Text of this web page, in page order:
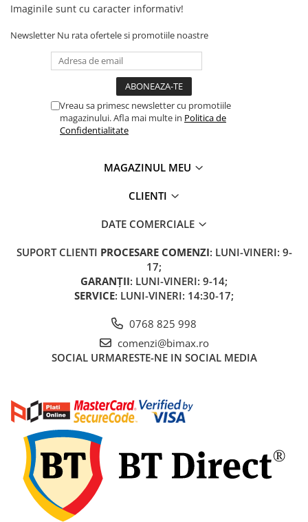
Barbati
Dama
⬇ MARCI
Acumulatori 48V
Cauciucuri Fat Bike
Incarcatoare 24V
Incarcatoare 48V
ACCESORII
Lumini
Kit Conversie
Piese Trotinete Electrice
PIESE UNIVERSALE
Baterie Trotineta Electrica
Imaginile sunt cu caracter informativ!
Newsletter Nu rata ofertele si promotiile noastre
Vreau sa primesc newsletter cu promotiile
magazinului. Afla mai multe in Politica de
Confidentialitate
MAGAZINUL MEU
CLIENTI
DATE COMERCIALE
SUPORT CLIENTI PROCESARE COMENZI: LUNI-VINERI: 9-
17;
GARANȚII: LUNI-VINERI: 9-14;
SERVICE: LUNI-VINERI: 14:30-17;
0768 825 998
comenzi@bimax.ro
SOCIAL URMARESTE-NE IN SOCIAL MEDIA